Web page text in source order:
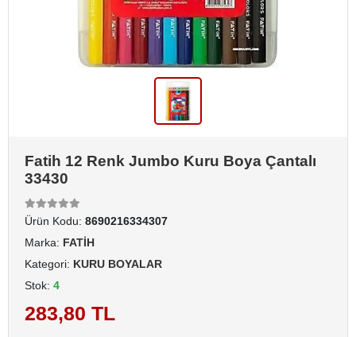
Fatih 12 Renk Jumbo Kuru Boya Çantalı
33430
Ürün Kodu: 8690216334307
Marka: FATİH
Kategori: KURU BOYALAR
Stok: 4
283,80 TL